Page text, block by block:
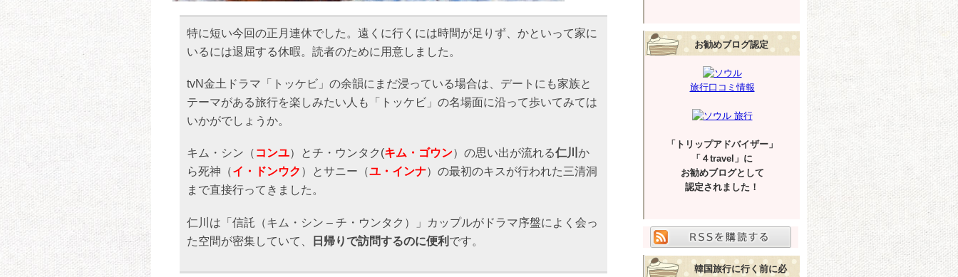
特に短い今回の正月連休でした。遠くに行くには時間が足りず、かといって家に
いるには退屈する休暇。読者のために用意しました。
tvN金土ドラマ「トッケビ」の余韻にまだ浸っている場合は、デートにも家族と
テーマがある旅行を楽しみたい人も「トッケビ」の名場面に沿って歩いてみては
いかがでしょうか。
キム・シン（ コンユ）とチ・ウンタク(キム・ゴウン）の思い出が流れる仁川 か
ら死神（イ・ドンウク ）とサニー（ユ・インナ）の最初のキスが行われた三清洞
まで直接行ってきました。
仁川は「信託（キム・シン – チ・ウンタク）」カップルがドラマ序盤によく会っ
た空間が密集していて、
日帰りで訪問するのに便利 です。
お勧めブログ認定
旅行口コミ情報
「トリップアドバイザー」
「４travel」に
お勧めブログとして
認定されました！
韓国旅行に行く前に必